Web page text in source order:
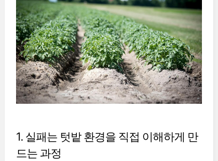
1. 실패는 텃밭 환경을 직접 이해하게 만
드는 과정